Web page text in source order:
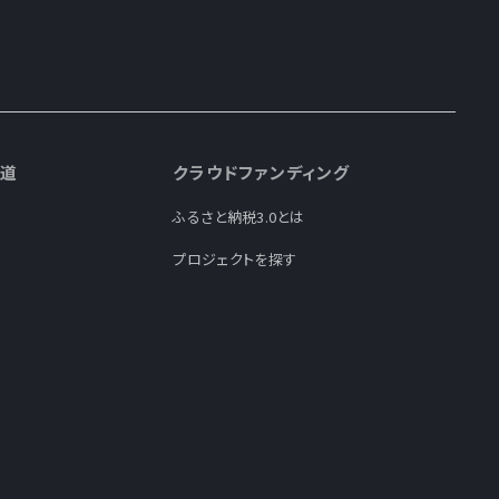
クラウドファンディング
ふるさと納税3.0とは
プロジェクトを探す